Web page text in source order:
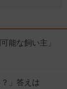
能な飼い主」
」答えは